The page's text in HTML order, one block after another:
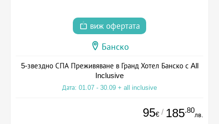
виж офертата
Банско
5-звездно СПА Преживяване в Гранд Хотел Банско с All
Inclusive
Дата: 01.07 - 30.09 + all inclusive
95€ / 185.80
лв.